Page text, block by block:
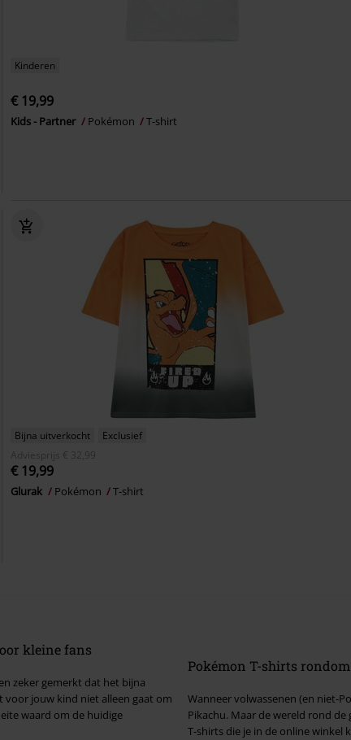
Kinderen
€ 19,99
Kids - Partner Pokémon T-shirt
Bijna uitverkocht
Exclusief
Adviesprijs
€ 32,99
€ 19,99
Glurak Pokémon T-shirt
kleine fans
zeker gemerkt dat het bijna
voor jouw kind niet alleen gaat om
waard om de huidige
Pokémon T-shirts
Wanneer volwassenen (en niet-
Pikachu. Maar de wereld rond
T-shirts die je in de online winkel